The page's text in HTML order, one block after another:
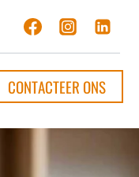
CONTACTEER ONS